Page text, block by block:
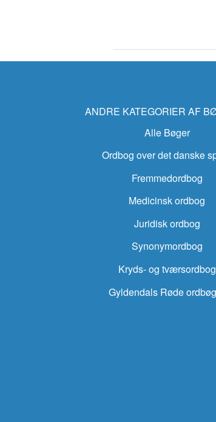
ANDRE KATEGORIER AF
Alle Bøger
Ordbog over det danske
Fremmedordbog
Medicinsk ordbog
Juridisk ordbog
Synonymordbog
Kryds- og tværsordbog
Gyldendals Røde